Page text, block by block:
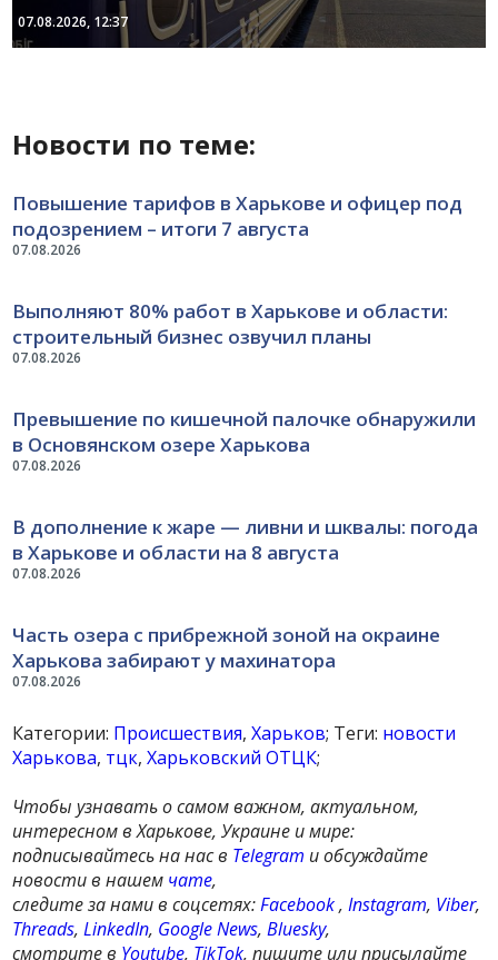
07.08.2026, 12:37
Новости по теме:
07.08.2026
Повышение тарифов в Харькове и офицер под
подозрением – итоги 7 августа
07.08.2026
Выполняют 80% работ в Харькове и области:
строительный бизнес озвучил планы
07.08.2026
Превышение по кишечной палочке обнаружили
в Основянском озере Харькова
07.08.2026
В дополнение к жаре — ливни и шквалы: погода
в Харькове и области на 8 августа
07.08.2026
Часть озера с прибрежной зоной на окраине
Харькова забирают у махинатора
Категории: Происшествия,Харьков; Теги: новости
Харькова, тцк,Харьковский ОТЦК;
Чтобы узнавать о самом важном, актуальном,
интересном в Харькове, Украине и мире:
подписывайтесь на нас в Telegram и обсуждайте
новости в нашем чате,
следите за нами в соцсетях:Facebook,Instagram, Viber,
Threads,LinkedIn, Google News,Bluesky,
смотрите в Youtube, TikTok, пишите или присылайте